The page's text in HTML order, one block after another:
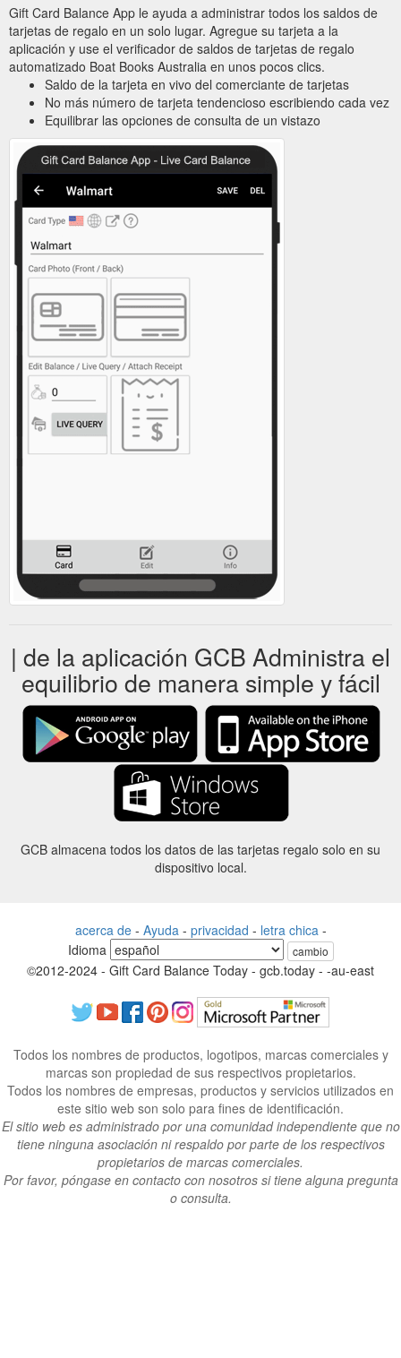
Gift Card Balance App le ayuda a administrar todos los saldos de
tarjetas de regalo en un solo lugar. Agregue su tarjeta a la
aplicación y use el verificador de saldos de tarjetas de regalo
automatizado Boat Books Australia en unos pocos clics.
Saldo de la tarjeta en vivo del comerciante de tarjetas
No más número de tarjeta tendencioso escribiendo cada vez
Equilibrar las opciones de consulta de un vistazo
| de la aplicación GCB Administra el
equilibrio de manera simple y fácil
GCB almacena todos los datos de las tarjetas regalo solo en su
dispositivo local.
acerca de- Ayuda - privacidad - letra chica -
Idioma
cambio
©2012-2024 - Gift Card Balance Today - gcb.today - -au-east
Todos los nombres de productos, logotipos, marcas comerciales y
marcas son propiedad de sus respectivos propietarios.
Todos los nombres de empresas, productos y servicios utilizados en
este sitio web son solo para fines de identificación.
El sitio web es administrado por una comunidad independiente que no
tiene ninguna asociación ni respaldo por parte de los respectivos
propietarios de marcas comerciales.
Por favor, póngase en contacto con nosotros si tiene alguna pregunta
o consulta.